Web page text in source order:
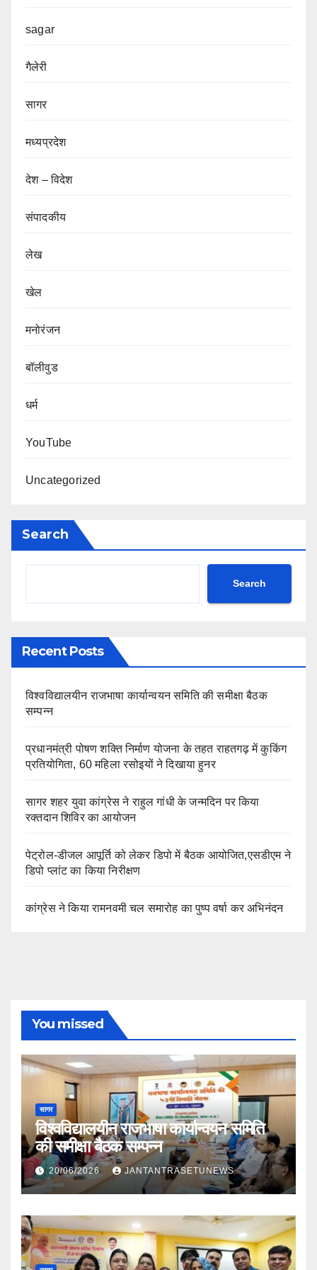
sagar
गैलेरी
सागर
मध्यप्रदेश
देश – विदेश
संपादकीय
लेख
खेल
मनोरंजन
बॉलीवुड
धर्म
YouTube
Uncategorized
Search
Search
Recent Posts
विश्वविद्यालयीन राजभाषा कार्यान्वयन समिति की समीक्षा बैठक
सम्पन्न
प्रधानमंत्री पोषण शक्ति निर्माण योजना के तहत राहतगढ़ में कुकिंग
प्रतियोगिता, 60 महिला रसोइयों ने दिखाया हुनर
सागर शहर युवा कांग्रेस ने राहुल गांधी के जन्मदिन पर किया
रक्तदान शिविर का आयोजन
पेट्रोल-डीजल आपूर्ति को लेकर डिपो में बैठक आयोजित,एसडीएम ने
डिपो प्लांट का किया निरीक्षण
कांग्रेस ने किया रामनवमी चल समारोह का पुष्प वर्षा कर अभिनंदन
You missed
सागर
विश्वविद्यालयीन राजभाषा कार्यान्वयन समिति
की समीक्षा बैठक सम्पन्न
20/06/2026 JANTANTRASETUNEWS